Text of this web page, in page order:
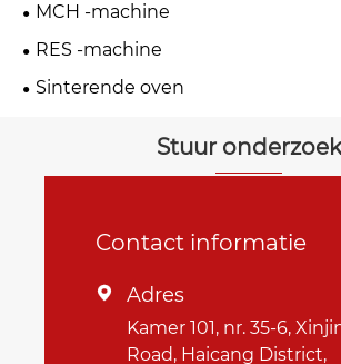
MCH -machine
RES -machine
Sinterende oven
Stuur onderzoek
Contact informatie
 Adres
Kamer 101, nr. 35-6,
Road, Haicang District,